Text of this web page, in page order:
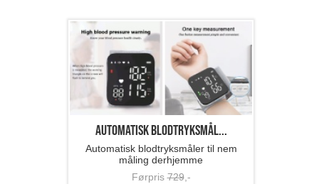
Automatisk blodtryksmål...
Automatisk blodtryksmåler til nem
måling derhjemme
Førpris729,-